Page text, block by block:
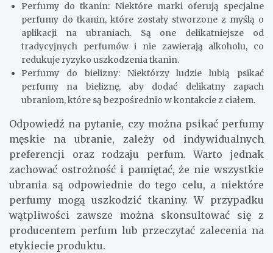
Perfumy do tkanin: Niektóre marki oferują specjalne
perfumy do tkanin, które zostały stworzone z myślą o
aplikacji na ubraniach. Są one delikatniejsze od
tradycyjnych perfumów i nie zawierają alkoholu, co
redukuje ryzyko uszkodzenia tkanin.
Perfumy do bielizny: Niektórzy ludzie lubią psikać
perfumy na bieliznę, aby dodać delikatny zapach
ubraniom, które są bezpośrednio w kontakcie z ciałem.
Odpowiedź na pytanie, czy można psikać perfumy
męskie na ubranie, zależy od indywidualnych
preferencji oraz rodzaju perfum. Warto jednak
zachować ostrożność i pamiętać, że nie wszystkie
ubrania są odpowiednie do tego celu, a niektóre
perfumy mogą uszkodzić tkaniny. W przypadku
wątpliwości zawsze można skonsultować się z
producentem perfum lub przeczytać zalecenia na
etykiecie produktu.